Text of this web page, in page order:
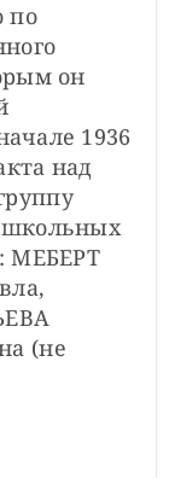
по
он
1936
над
МЕБЕРТ
(не